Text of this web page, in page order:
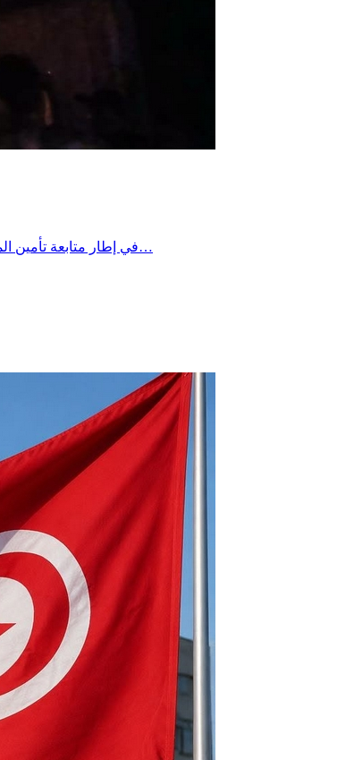
في إطار متابعة تأمين الموسم الصيفي 2026 وتعزيز الجهود الوطنية للوقاية من حرائق الغابات، نظم الديوان الوطني للحماية المدنية، ، ندوة صحفية صباح اليوم الأربعاء 22 جويلية…